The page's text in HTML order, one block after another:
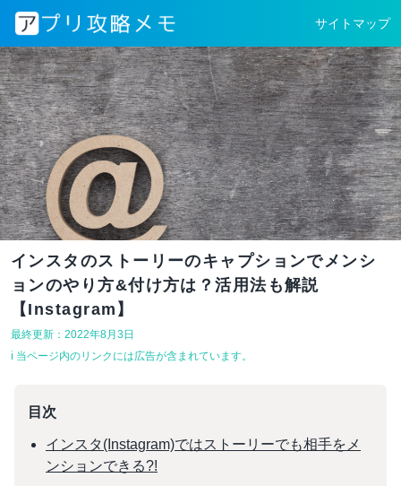
サイトマップ
インスタのストーリーのキャプションでメンシ
ョンのやり方&付け方は？活用法も解説
【Instagram】
最終更新：2022年8月3日
ℹ︎ 当ページ内のリンクには広告が含まれています。
目次
インスタ(Instagram)ではストーリーでも相手をメ
ンションできる?!